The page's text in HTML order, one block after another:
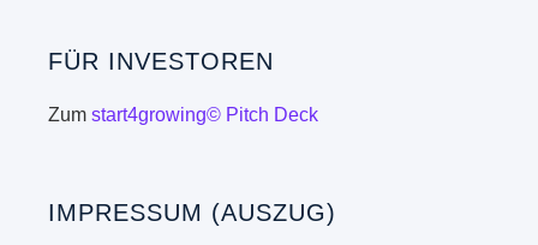
FÜR INVESTOREN
Zumstart4growing© Pitch Deck
IMPRESSUM (AUSZUG)